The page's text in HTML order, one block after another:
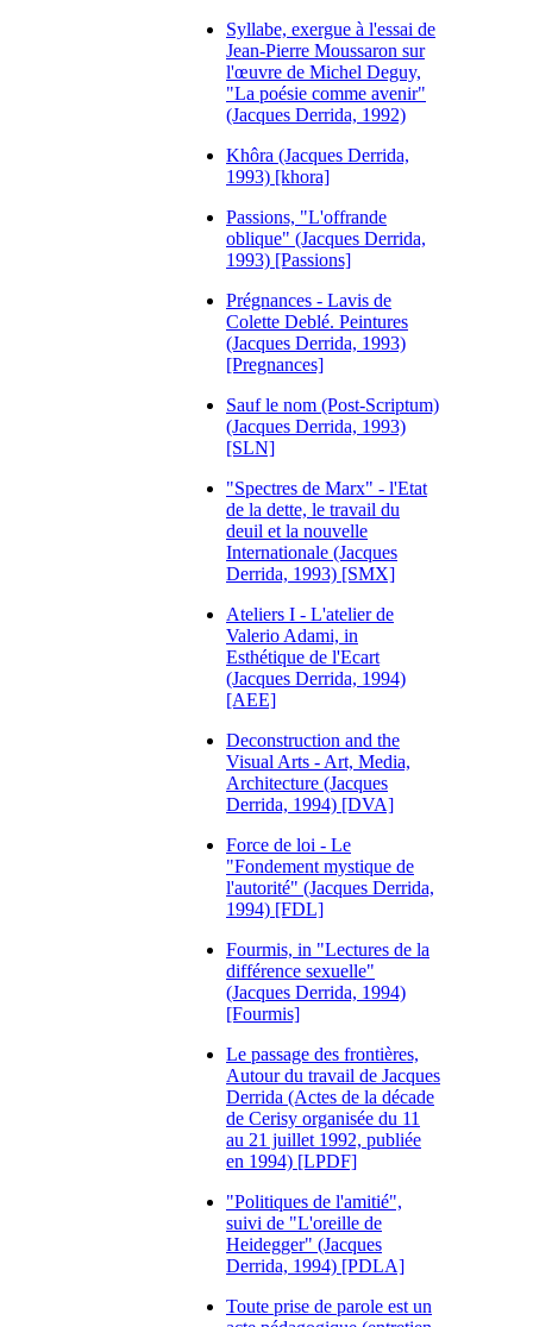
Syllabe, exergue à l'essai de
Jean-Pierre Moussaron sur
l'œuvre de Michel Deguy,
"La poésie comme avenir"
(Jacques Derrida, 1992)
Khôra (Jacques Derrida,
1993) [khora]
Passions, "L'offrande
oblique" (Jacques Derrida,
1993) [Passions]
Prégnances - Lavis de
Colette Deblé. Peintures
(Jacques Derrida, 1993)
[Pregnances]
Sauf le nom (Post-Scriptum)
(Jacques Derrida, 1993)
[SLN]
"Spectres de Marx" - l'Etat
de la dette, le travail du
deuil et la nouvelle
Internationale (Jacques
Derrida, 1993) [SMX]
Ateliers I - L'atelier de
Valerio Adami, in
Esthétique de l'Ecart
(Jacques Derrida, 1994)
[AEE]
Deconstruction and the
Visual Arts - Art, Media,
Architecture (Jacques
Derrida, 1994) [DVA]
Force de loi - Le
"Fondement mystique de
l'autorité" (Jacques Derrida,
1994) [FDL]
Fourmis, in "Lectures de la
différence sexuelle"
(Jacques Derrida, 1994)
[Fourmis]
Le passage des frontières,
Autour du travail de Jacques
Derrida (Actes de la décade
de Cerisy organisée du 11
au 21 juillet 1992, publiée
en 1994) [LPDF]
"Politiques de l'amitié",
suivi de "L'oreille de
Heidegger" (Jacques
Derrida, 1994) [PDLA]
Toute prise de parole est un